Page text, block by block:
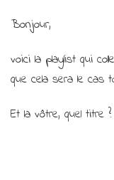
modo
Bonjour,
voici la playlist qui
que cela sera le cas
Et la vôtre, quel titre ?